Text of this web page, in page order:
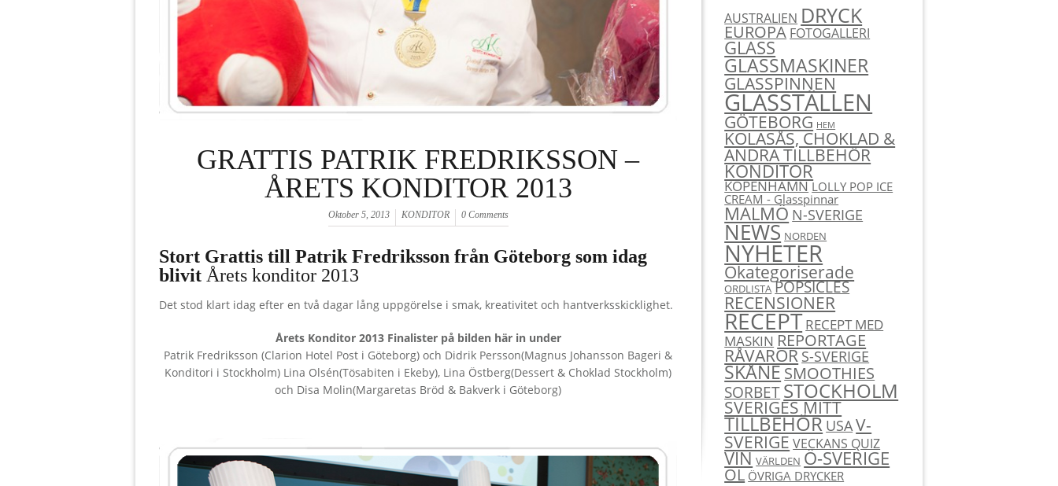
GRATTIS PATRIK FREDRIKSSON –
ÅRETS KONDITOR 2013
Oktober 5, 2013 KONDITOR 0 Comments
Stort Grattis till Patrik Fredriksson från Göteborg som idag
blivit Årets konditor 2013
Det stod klart idag efter en två dagar lång uppgörelse i smak, kreativitet och hantverksskicklighet.
Årets Konditor 2013 Finalister på bilden här in under
Patrik Fredriksson (Clarion Hotel Post i Göteborg) och Didrik Persson(Magnus Johansson Bageri &
Konditori i Stockholm) Lina Olsén(Tösabiten i Ekeby), Lina Östberg(Dessert & Choklad Stockholm)
och Disa Molin(Margaretas Bröd & Bakverk i Göteborg)
AUSTRALIEN DRYCK
EUROPA FOTOGALLERI
GLASS
GLASSMASKINER
GLASSPINNEN
GLASSTÄLLEN
GÖTEBORG HEM
KOLASÅS, CHOKLAD &
ANDRA TILLBEHÖR
KONDITOR
KÖPENHAMN LOLLY POP ICE
CREAM - Glasspinnar
MALMÖN-SVERIGE
NEWS NORDEN
NYHETER
Okategoriserade
ORDLISTA POPSICLES
RECENSIONER
RECEPT RECEPT MED
MASKIN REPORTAGE
RÅVARORS-SVERIGE
SKÅNESMOOTHIES
SORBETSTOCKHOLM
SVERIGES MITT
TILLBEHÖRUSAV-
SVERIGEVECKANS QUIZ
VIN VÄRLDEN Ö-SVERIGE
ÖL ÖVRIGA DRYCKER